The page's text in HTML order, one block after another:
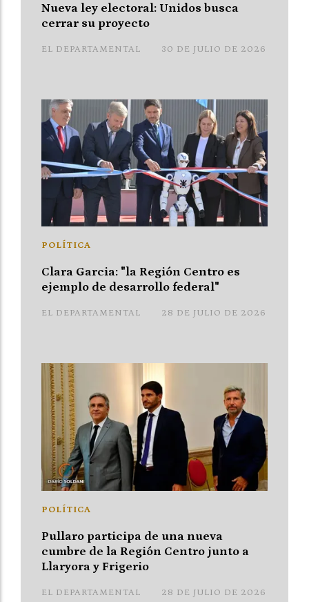
Nueva ley electoral: Unidos busca
cerrar su proyecto
EL DEPARTAMENTAL 30 DE JULIO DE 2026
Clara Garcia: "la Región Centro es
ejemplo de desarrollo federal"
EL DEPARTAMENTAL
POLÍTICA
28 DE JULIO DE 2026
Pullaro participa de una nueva
cumbre de la Región Centro junto a
Llaryora y Frigerio
EL DEPARTAMENTAL
POLÍTICA
28 DE JULIO DE 2026